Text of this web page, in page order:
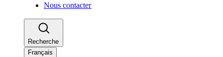
Nous contacter​​
Recherche​​
Français